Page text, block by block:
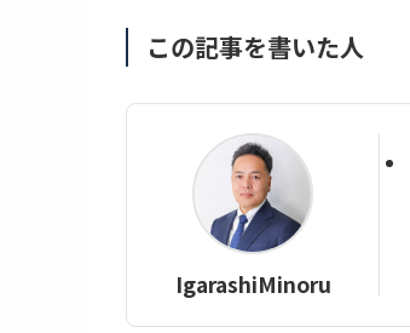
この記事を書いた人
IgarashiMinoru